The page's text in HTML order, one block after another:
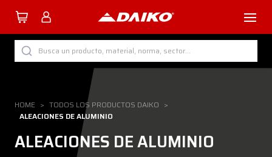
TUTTI I PRODOTTI DAIKO
POR PROCESO
POR MATERIAL
Busca un producto, material, norma, sector...
HOME > TODOS LOS PRODUCTOS DAIKO >
ALEACIONES DE ALUMINIO
ALEACIONES DE ALUMINIO